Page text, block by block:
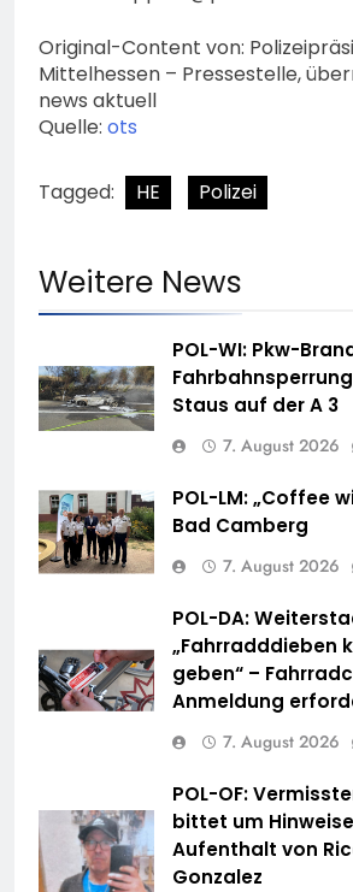
Original-Content von:
Mittelhessen – Pressestelle,
news aktuell
Quelle: ots
Tagged: HE Polizei
Weitere News
POL-WI: Pkw-
Staus auf der A 3
7. August 2026
POL-LM: „Coffee
Bad Camberg
7. August 2026
POL-DA:
„Fahrradddieben
geben“ –
Anmeldung
7. August 2026
POL-OF:
bittet um
Aufenthalt von
Gonzalez